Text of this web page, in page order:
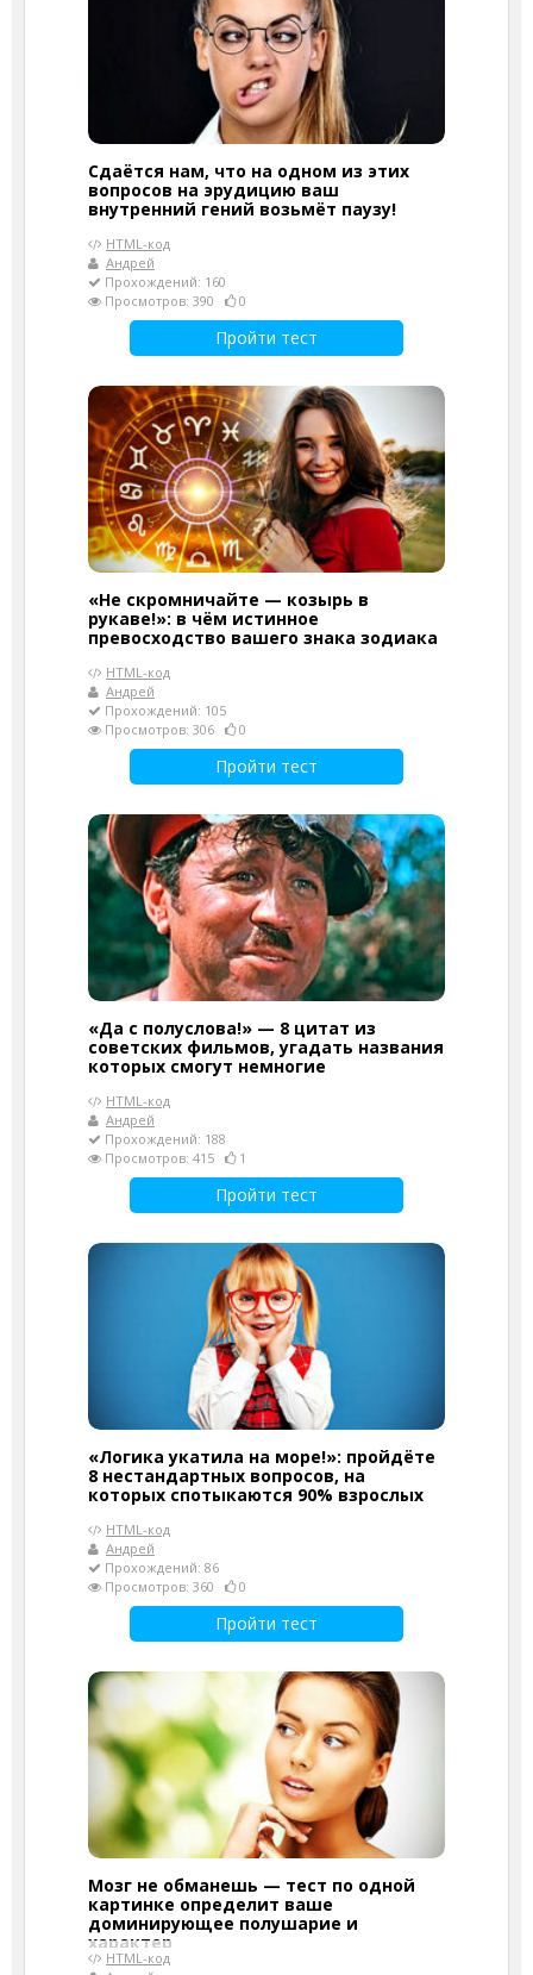
Сдаётся нам, что на одном из этих
вопросов на эрудицию ваш
внутренний гений возьмёт паузу!
HTML-код
Андрей
Прохождений: 160
Просмотров: 390
0
Пройти тест
«Не скромничайте — козырь в
рукаве!»: в чём истинное
превосходство вашего знака зодиака
HTML-код
Андрей
Прохождений: 105
Просмотров: 306
0
Пройти тест
«Да с полуслова!» — 8 цитат из
советских фильмов, угадать названия
которых смогут немногие
HTML-код
Андрей
Прохождений: 188
Просмотров: 415
1
Пройти тест
«Логика укатила на море!»: пройдёте
8 нестандартных вопросов, на
которых спотыкаются 90% взрослых
HTML-код
Андрей
Прохождений: 86
Просмотров: 360
0
Пройти тест
Мозг не обманешь — тест по одной
картинке определит ваше
доминирующее полушарие и
характер
HTML-код